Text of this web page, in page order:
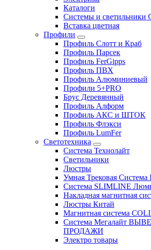
Каталоги
Системы и светильники
Вставка цветная
Профили
Профиль Слотт и Краб
Профиль Парсек
Профиль FerGipps
Профиль ПВХ
Профиль Алюминиевый
Профили 5+PRO
Брус Деревянный
Профиль Алформ
Профиль АКС и ШТОК
Профиль Флэкси
Профиль LumFer
Светотехника
Система Технолайт
Светильники
Люстры
Умная Трековая Система
Система SLIMLINE
Накладная магнитная
Люстры Китай
Магнитная система
Система Мегалайт
ПРОДАЖИ
Электро товары